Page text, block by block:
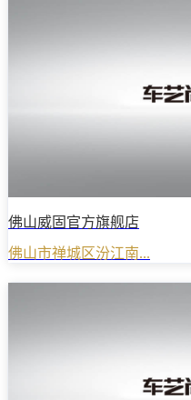
佛山威固官方旗舰店
佛山市禅城区汾江南...